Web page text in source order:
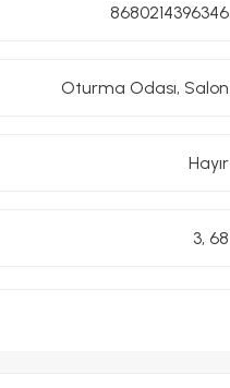
8680214396346
Oturma Odası, Salon
Hayır
3, 68